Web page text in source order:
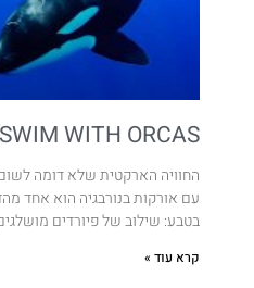
SWIM WITH ORCAS
החוויה הארקטית שלא דומה
עם אורקות בנורבגיה הוא אחד
בטבע: שילוב של פיורדים
קרא עוד »